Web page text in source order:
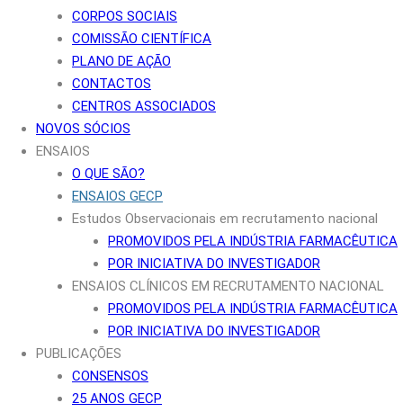
CORPOS SOCIAIS
COMISSÃO CIENTÍFICA
PLANO DE AÇÃO
CONTACTOS
CENTROS ASSOCIADOS
NOVOS SÓCIOS
ENSAIOS
O QUE SÃO?
ENSAIOS GECP
Estudos Observacionais em recrutamento nacional
PROMOVIDOS PELA INDÚSTRIA FARMACÊUTICA
POR INICIATIVA DO INVESTIGADOR
ENSAIOS CLÍNICOS EM RECRUTAMENTO NACIONAL
PROMOVIDOS PELA INDÚSTRIA FARMACÊUTICA
POR INICIATIVA DO INVESTIGADOR
PUBLICAÇÕES
CONSENSOS
25 ANOS GECP